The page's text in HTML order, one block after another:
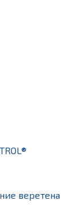
веретена